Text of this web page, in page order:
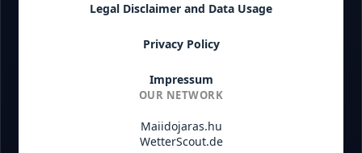
Legal Disclaimer and Data Usage
Privacy Policy
Impressum
OUR NETWORK
Maiidojaras.hu
WetterScout.de